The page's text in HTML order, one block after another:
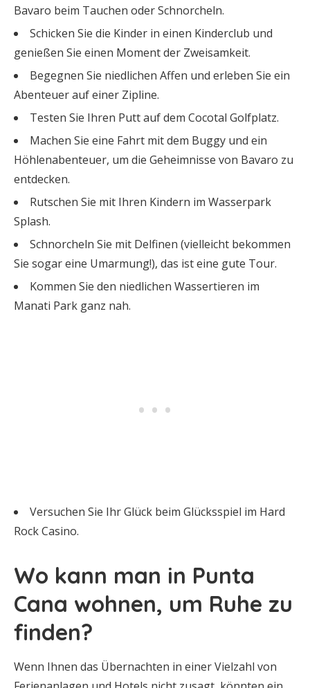
Bavaro beim Tauchen oder Schnorcheln.
Schicken Sie die Kinder in einen Kinderclub und
genießen Sie einen Moment der Zweisamkeit.
Begegnen Sie niedlichen Affen und erleben Sie ein
Abenteuer auf einer Zipline.
Testen Sie Ihren Putt auf dem Cocotal Golfplatz.
Machen Sie eine Fahrt mit dem Buggy und ein
Höhlenabenteuer, um die Geheimnisse von Bavaro zu
entdecken.
Rutschen Sie mit Ihren Kindern im Wasserpark
Splash.
Schnorcheln Sie mit Delfinen (vielleicht bekommen
Sie sogar eine Umarmung!), das ist eine gute Tour.
Kommen Sie den niedlichen Wassertieren im
Manati Park ganz nah.
Versuchen Sie Ihr Glück beim Glücksspiel im Hard
Rock Casino.
Wo kann man in Punta
Cana wohnen, um Ruhe zu
finden?
Wenn Ihnen das Übernachten in einer Vielzahl von